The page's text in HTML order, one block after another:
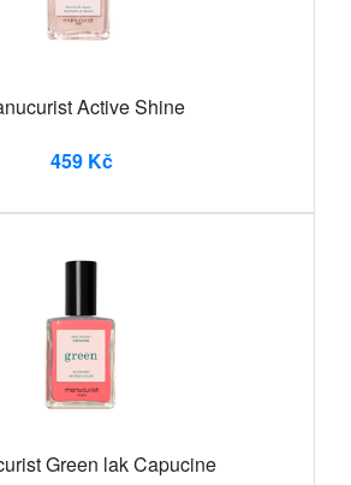
Active Shine
459 Kč
Green lak Capucine